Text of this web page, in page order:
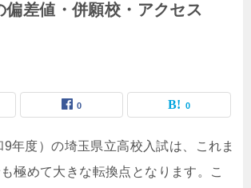
偏差値・併願校・アクセス
0 0
年度）の埼玉県立高校入試は、これま
極めて大きな転換点となります。こ